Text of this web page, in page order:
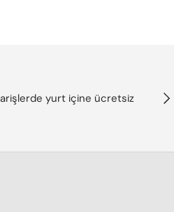
yurt içine ücretsiz